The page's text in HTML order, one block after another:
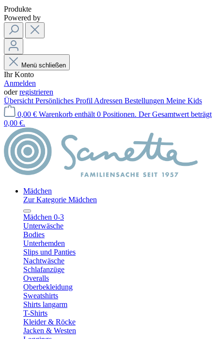
Produkte
Powered by
Menü schließen
Ihr Konto
Anmelden
oderregistrieren
Übersicht Persönliches Profil Adressen Bestellungen Meine Kids
0,00 € Warenkorb enthält 0 Positionen. Der Gesamtwert beträgt
0,00 €.
Mädchen
Zur Kategorie Mädchen
Mädchen 0-3
Unterwäsche
Bodies
Unterhemden
Slips und Panties
Nachtwäsche
Schlafanzüge
Overalls
Oberbekleidung
Sweatshirts
Shirts langarm
T-Shirts
Kleider & Röcke
Jacken & Westen